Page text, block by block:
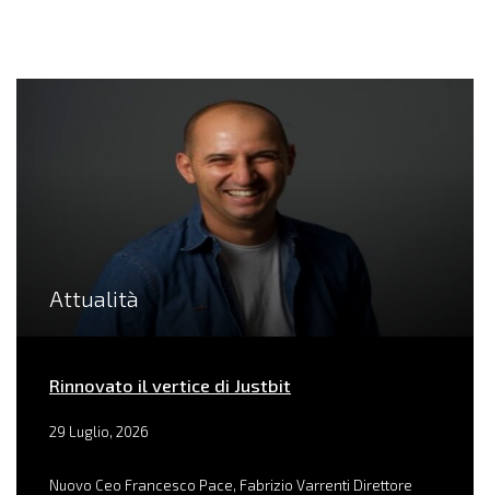
Attualità
Rinnovato il vertice di Justbit
29 Luglio, 2026
Nuovo Ceo Francesco Pace, Fabrizio Varrenti Direttore